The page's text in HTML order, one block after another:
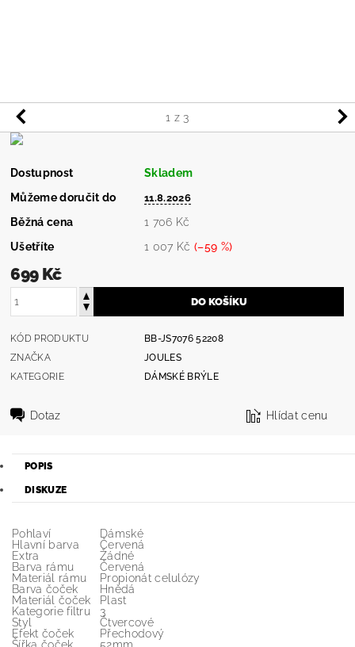
1 z 3
Dostupnost
Skladem
Můžeme doručit do
11.8.2026
Běžná cena
1 706 Kč
Ušetříte
1 007 Kč (–59 %)
699 Kč
KÓD PRODUKTU
BB-JS7076 52208
ZNAČKA
JOULES
KATEGORIE
DÁMSKÉ BRÝLE
Dotaz Hlídat cenu
POPIS
DISKUZE
Pohlaví
Dámské
Hlavní barva
Červená
Extra
Žádné
Barva rámu
Červená
Materiál rámu
Propionát celulózy
Barva čoček
Hnědá
Materiál čoček
Plast
Kategorie filtru
3
Styl
Čtvercové
Efekt čoček
Přechodový